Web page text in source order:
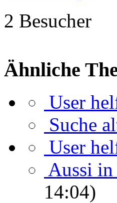
2 Besucher
Ähnliche
User
Suche
User
Aussi
14:04)